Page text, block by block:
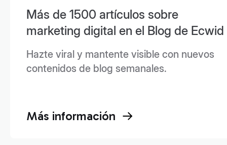
Más de 1500 artículos sobre
marketing digital en el Blog de Ecwid
Hazte viral y mantente visible con nuevos
contenidos de blog semanales.
Más información